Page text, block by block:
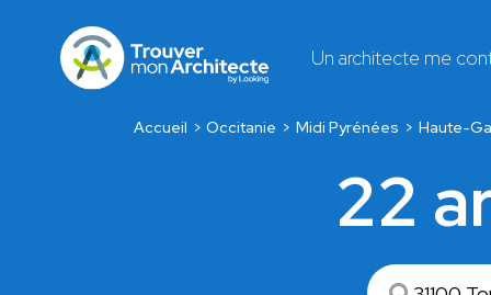
Un architecte me
Accueil Occitanie Midi Pyrénées Haute-
22